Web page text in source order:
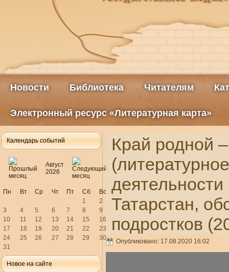
Новости Библиотека Читателям
Электронный ресурс «Литературная карта»
Календарь событий
Август
2026
Пн Вт Ср Чт Пт Сб
Вс
1
2
3
4 5 6 7 8
9
10
11 12 13 14 15
16
17
18 19 20 21 22
23
24
25 26 27 28 29
30
31
Новое на сайте
Край родной
Татарстан,
подростков
Опубликовано: 17.08.2020 16:02